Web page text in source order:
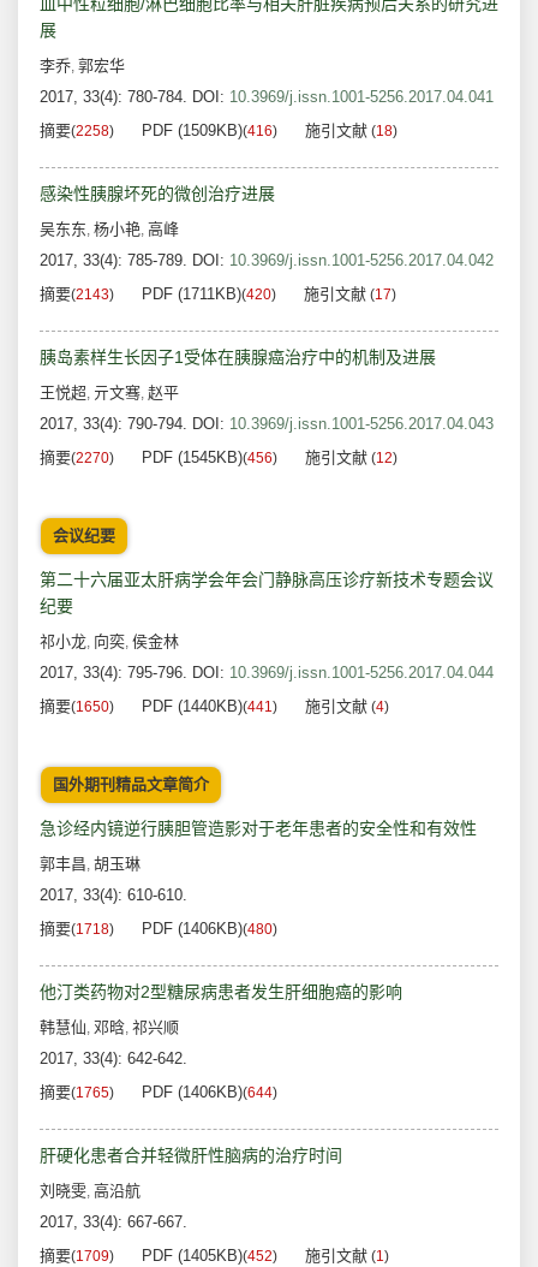
血中性粒细胞/淋巴细胞比率与相关肝脏疾病预后关系的研究进
展
李乔, 郭宏华
2017, 33(4): 780-784. DOI: 10.3969/j.issn.1001-5256.2017.04.041
摘要(2258) PDF (1509KB)(416) 施引文献 (18)
感染性胰腺坏死的微创治疗进展
吴东东, 杨小艳, 高峰
2017, 33(4): 785-789. DOI: 10.3969/j.issn.1001-5256.2017.04.042
摘要(2143) PDF (1711KB)(420) 施引文献 (17)
胰岛素样生长因子1受体在胰腺癌治疗中的机制及进展
王悦超, 亓文骞, 赵平
2017, 33(4): 790-794. DOI: 10.3969/j.issn.1001-5256.2017.04.043
摘要(2270) PDF (1545KB)(456) 施引文献 (12)
会议纪要
第二十六届亚太肝病学会年会门静脉高压诊疗新技术专题会议
纪要
祁小龙, 向奕, 侯金林
2017, 33(4): 795-796. DOI: 10.3969/j.issn.1001-5256.2017.04.044
摘要(1650) PDF (1440KB)(441) 施引文献 (4)
国外期刊精品文章简介
急诊经内镜逆行胰胆管造影对于老年患者的安全性和有效性
郭丰昌, 胡玉琳
2017, 33(4): 610-610.
摘要(1718) PDF (1406KB)(480)
他汀类药物对2型糖尿病患者发生肝细胞癌的影响
韩慧仙, 邓晗, 祁兴顺
2017, 33(4): 642-642.
摘要(1765) PDF (1406KB)(644)
肝硬化患者合并轻微肝性脑病的治疗时间
刘晓雯, 高沿航
2017, 33(4): 667-667.
摘要(1709) PDF (1405KB)(452) 施引文献 (1)